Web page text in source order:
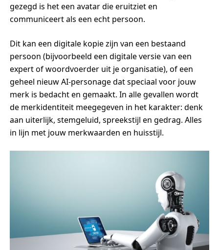
gezegd is het een avatar die eruitziet en
communiceert als een echt persoon.
Dit kan een digitale kopie zijn van een bestaand
persoon (bijvoorbeeld een digitale versie van een
expert of woordvoerder uit je organisatie), of een
geheel nieuw AI-personage dat speciaal voor jouw
merk is bedacht en gemaakt. In alle gevallen wordt
de merkidentiteit meegegeven in het karakter: denk
aan uiterlijk, stemgeluid, spreekstijl en gedrag. Alles
in lijn met jouw merkwaarden en huisstijl.